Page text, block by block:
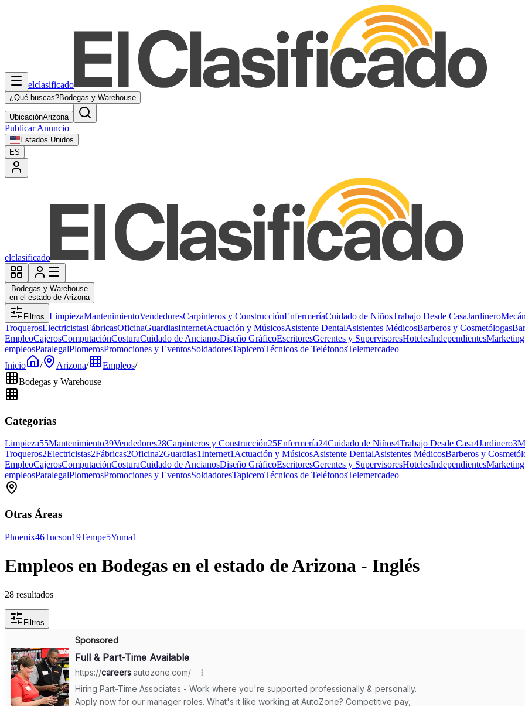
elclasificado
¿Qué buscas?Bodegas y Warehouse
UbicaciónArizona
Publicar Anuncio
Estados Unidos
ES
elclasificado
Bodegas y Warehouse
en el estado de Arizona
Filtros LimpiezaMantenimientoVendedoresCarpinteros y ConstrucciónEnfermeríaCuidado de NiñosTrabajo Desde CasaJardinero
TroquerosElectricistasFábricasOficinaGuardiasInternetActuación y MúsicosAsistente DentalAsistentes MédicosBarberos y Cosmetólogas
EmpleoCajerosComputaciónCosturaCuidado de AncianosDiseño GráficoEscritoresGerentes y SupervisoresHotelesIndependientes
empleosParalegalPlomerosPromociones y EventosSoldadoresTapiceroTécnicos de TeléfonosTelemercadeo
Inicio
/ Arizona/ Empleos/
Bodegas y Warehouse
Categorías
Limpieza55Mantenimiento39Vendedores28Carpinteros y Construcción25Enfermería24Cuidado de Niños4Trabajo Desde Casa4Jardinero3
Troqueros2Electricistas2Fábricas2Oficina2Guardias1Internet1Actuación y MúsicosAsistente DentalAsistentes MédicosBarberos y
EmpleoCajerosComputaciónCosturaCuidado de AncianosDiseño GráficoEscritoresGerentes y SupervisoresHotelesIndependientes
empleosParalegalPlomerosPromociones y EventosSoldadoresTapiceroTécnicos de TeléfonosTelemercadeo
Otras Áreas
Phoenix46Tucson19Tempe5Yuma1
Empleos en Bodegas en el estado de Arizona - Inglés
28 resultados
Filtros